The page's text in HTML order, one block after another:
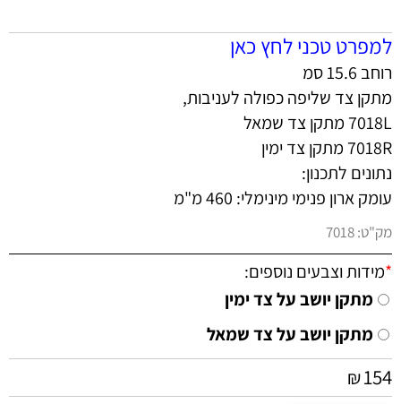
למפרט טכני לחץ כאן
רוחב 15.6 סמ
מתקן צד שליפה כפולה לעניבות,
7018L מתקן צד שמאל
7018R מתקן צד ימין
נתונים לתכנון:
עומק ארון פנימי מינימלי: 460 מ"מ
מק"ט:7018
*מידות וצבעים נוספים:
מתקן יושב על צד ימין
מתקן יושב על צד שמאל
₪154